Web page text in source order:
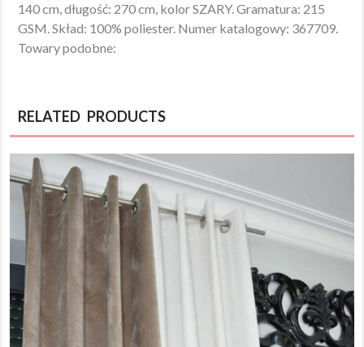
140 cm, długość: 270 cm, kolor SZARY. Gramatura: 215
GSM. Skład: 100% poliester. Numer katalogowy: 367709.
Towary podobne:
RELATED PRODUCTS